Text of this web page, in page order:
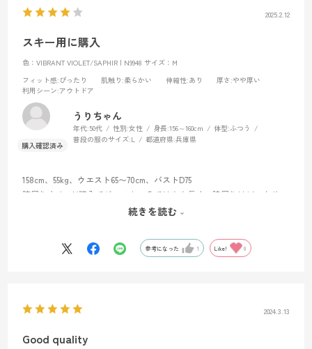
2025.2.12
スキー用に購入
色：VIBRANT VIOLET/SAPHIR | N9948 サイズ：M
フィット感:ぴったり 肌触り :柔らかい 伸縮性:あり 厚さ:やや厚い
利用シーン:アウトドア
うりちゃん
年代:50代 性別:女性 身長:156～160cm 体型:ふつう
普段の服のサイズ:L 都道府県:兵庫県
158cm、55kg、ウエスト65〜70cm、バストD75
腕周り太め。M購入でジャスト、そではやや長く、脇周りはピッタリ、
薄手のフリースが一枚着れます。透湿性10000のため強い雨雪には弱い
続きを読む
参考になった 1 Like! 0
2024.3.13
Good quality